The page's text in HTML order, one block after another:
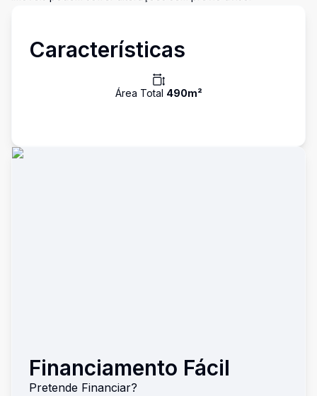
Características
Área Total 490m²
Financiamento Fácil
Pretende Financiar?